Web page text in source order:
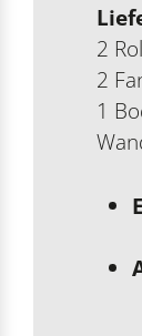
2
2
1